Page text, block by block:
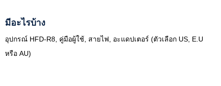
มีอะไรบ้าง
อุปกรณ์ HFD-R8, คู่มือผู้ใช้, สายไฟ, อะแดปเตอร์ (ตัวเลือก US, E.U
หรือ AU)